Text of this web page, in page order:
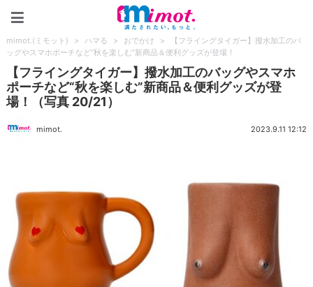
mimot.(ミモット) > ハマる > おでかけ >
【フライングタイガー】撥水加工のバ
ッグやスマホポーチなど“秋を楽しむ”新商品＆便利グッズが登場！
【フライングタイガー】撥水加工のバッグやスマホ
ポーチなど“秋を楽しむ”新商品＆便利グッズが登
場！（写真 20/21）
mimot. 2023.9.11 12:12